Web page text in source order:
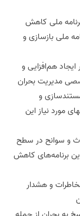
ملی کاهش
ملی بازسازی و
هم‌افزایی و
مدیریت بحران
و
مورد نیاز این
و سوانح در سطح
برنامه‌های کاهش
و هشدار